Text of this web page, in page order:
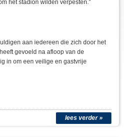
het stadion wilden verpesten.”
aan iedereen die zich door het
gevoeld na afloop van de
in om een veilige en gastvrije
lees verder »